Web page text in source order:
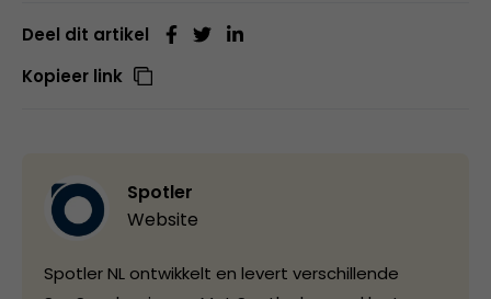
Deel dit artikel
Kopieer link
Spotler
Website
Spotler NL ontwikkelt en levert verschillende